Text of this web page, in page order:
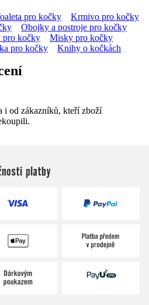
pro kočky
Krmivo pro kočky
Obojky a postroje pro kočky
pro kočky
Misky pro kočky
pro kočky Knihy o kočkách
i od zákazníků, kteří zboží
platby